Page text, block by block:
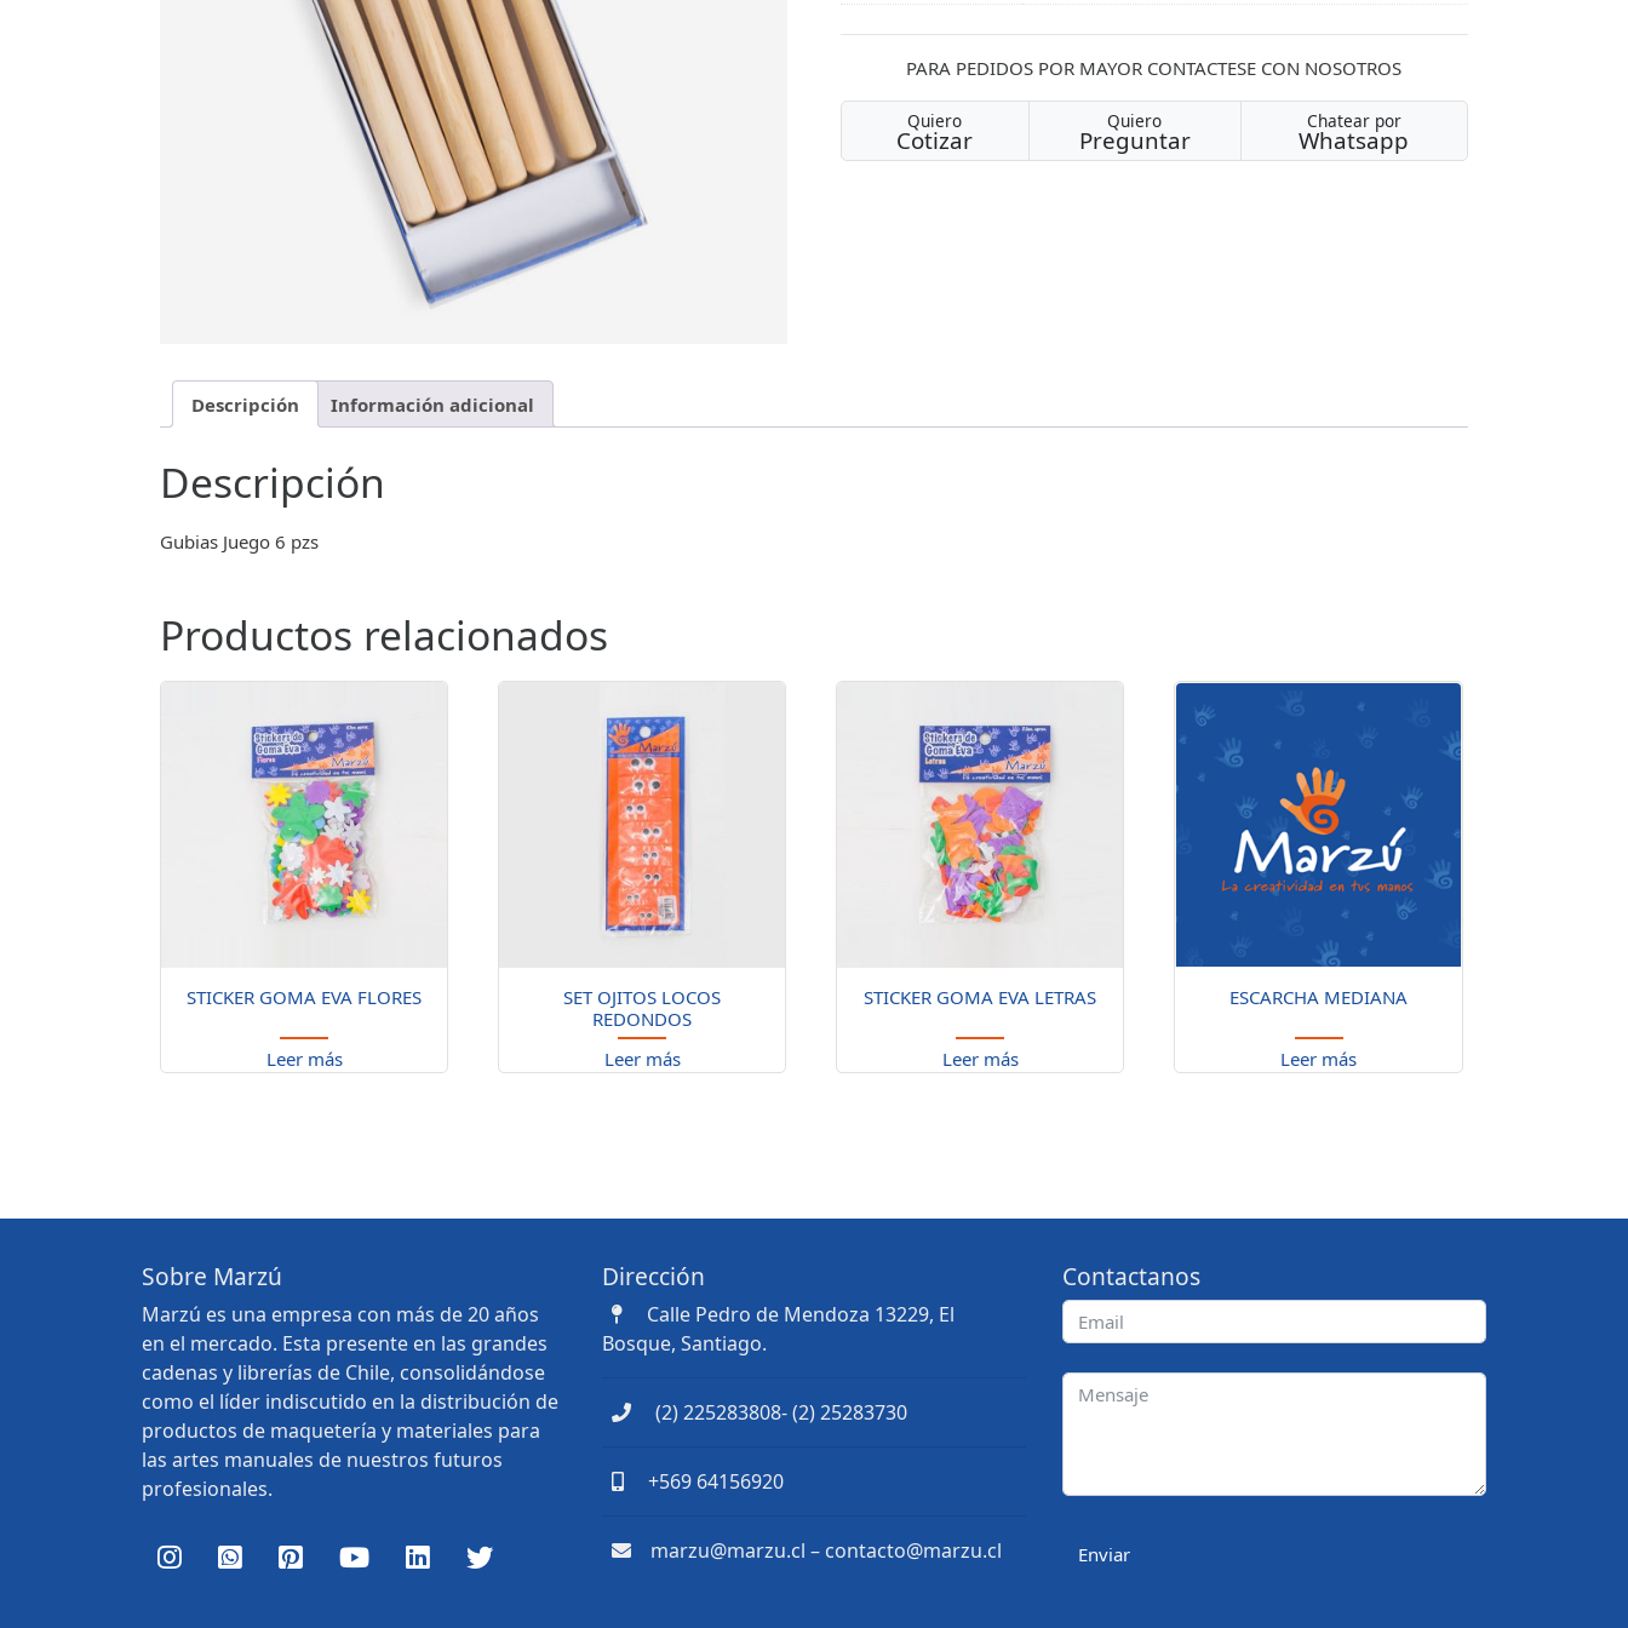
PARA PEDIDOS POR MAYOR CONTACTESE CON NOSOTROS
Quiero
Cotizar
Quiero
Preguntar
Chatear por
Whatsapp
Descripción Información adicional
Descripción
Gubias Juego 6 pzs
Productos relacionados
STICKER GOMA EVA FLORES
Leer más
SET OJITOS LOCOS
REDONDOS
Leer más
STICKER GOMA EVA LETRAS
Leer más
ESCARCHA MEDIANA
Leer más
Sobre Marzú
Marzú es una empresa con más de 20 años
en el mercado. Esta presente en las grandes
cadenas y librerías de Chile, consolidándose
como el líder indiscutido en la distribución de
productos de maquetería y materiales para
las artes manuales de nuestros futuros
profesionales.
Dirección
Calle Pedro de Mendoza 13229, El
Bosque, Santiago.
(2) 225283808- (2) 25283730
+569 64156920
marzu@marzu.cl – contacto@marzu.cl
Contactanos